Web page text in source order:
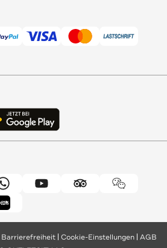
Barrierefreiheit Cookie-Einstellungen AGB